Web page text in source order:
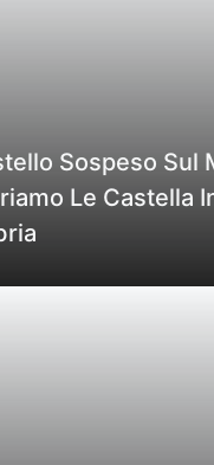
Sospeso Sul
Le Castella